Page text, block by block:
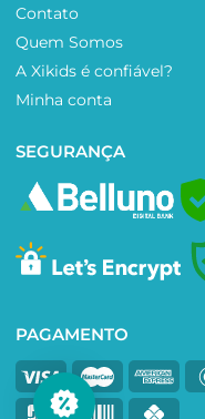
Contato
Quem Somos
A Xikids é confiável?
Minha conta
SEGURANÇA
PAGAMENTO